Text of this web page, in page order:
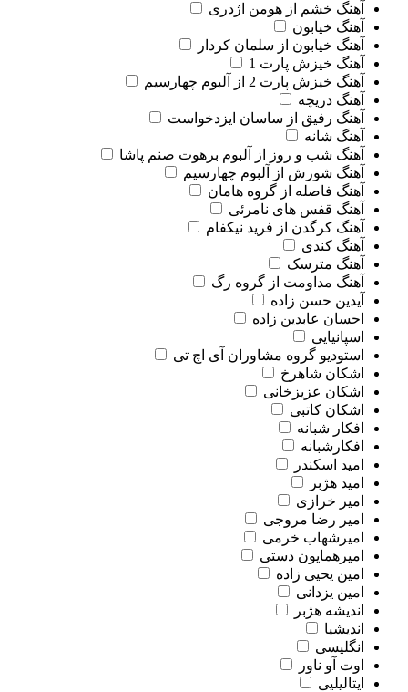
آهنگ خشم از هومن اژدری
آهنگ خیابون
آهنگ خیابون از سلمان کردار
آهنگ خیزش پارت 1
آهنگ خیزش پارت 2 از آلبوم چهارسیم
آهنگ دریچه
آهنگ رفیق از ساسان ایزدخواست
آهنگ شانه
آهنگ شب و روز از آلبوم برهوت صنم پاشا
آهنگ شورش از آلبوم چهارسیم
آهنگ فاصله از گروه هامان
آهنگ قفس های نامرئی
آهنگ کرگدن از فرید نیکفام
آهنگ کندی
آهنگ مترسک
آهنگ مداومت از گروه رگ
آیدین حسن زاده
احسان عابدین زاده
اسپانیایی
استودیو گروه مشاوران آی اچ تی
اشکان شاهرخ
اشکان عزیزخانی
اشکان کاتبی
افکار شبانه
افکارشبانه
امید اسکندر
امید هژبر
امیر خرازی
امیر رضا مروجی
امیرشهاب خرمی
امیرهمایون دستی
امین یحیی زاده
امین یزدانی
اندیشه هژبر
اندیشیا
انگلیسی
اوت آو ناور
ایتالیلیی